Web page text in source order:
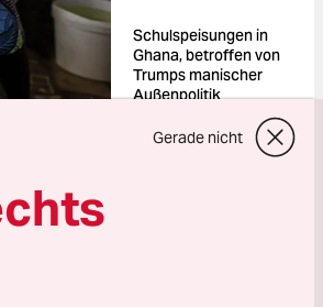
Schulspeisungen in
Ghana, betroffen von
Trumps manischer
Außenpolitik
Grabowsky/photothe
Gerade nicht